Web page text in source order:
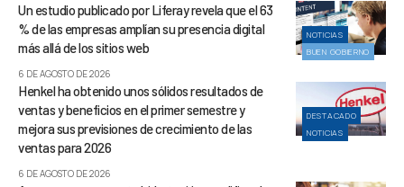
NOTICIAS
BUEN GOBIERNO
Un estudio publicado por Liferay revela que el 63
% de las empresas amplían su presencia digital
más allá de los sitios web
6 DE AGOSTO DE 2026
DESTACADO
NOTICIAS
Henkel ha obtenido unos sólidos resultados de
ventas y beneficios en el primer semestre y
mejora sus previsiones de crecimiento de las
ventas para 2026
6 DE AGOSTO DE 2026